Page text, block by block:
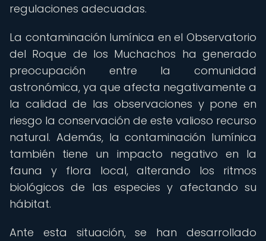
regulaciones adecuadas.
La contaminación lumínica en el Observatorio
del Roque de los Muchachos ha generado
preocupación entre la comunidad
astronómica, ya que afecta negativamente a
la calidad de las observaciones y pone en
riesgo la conservación de este valioso recurso
natural. Además, la contaminación lumínica
también tiene un impacto negativo en la
fauna y flora local, alterando los ritmos
biológicos de las especies y afectando su
hábitat.
Ante esta situación, se han desarrollado